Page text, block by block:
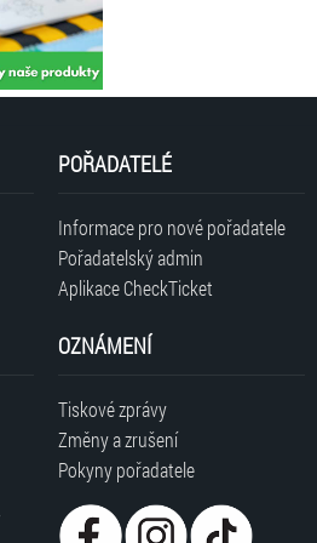
POŘADATELÉ
Informace pro nové pořadatele
Pořadatelský admin
Aplikace CheckTicket
OZNÁMENÍ
Tiskové zprávy
Změny a zrušení
Pokyny pořadatele